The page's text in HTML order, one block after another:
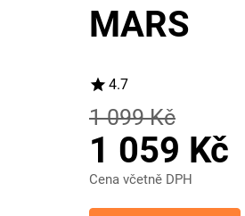
MARS
4.7
1 099 Kč
1 059 Kč
Cena včetně DPH